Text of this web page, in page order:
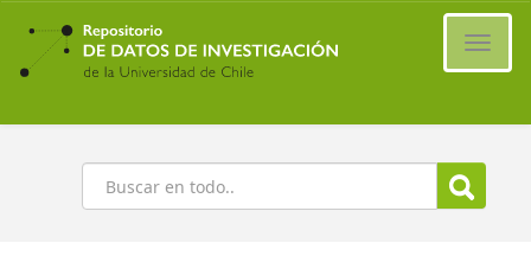
Ir
contenido
principal
Buscar